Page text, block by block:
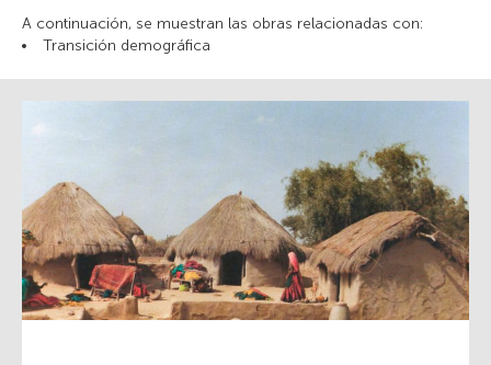
A continuación, se muestran las obras relacionadas con:
Transición demográfica